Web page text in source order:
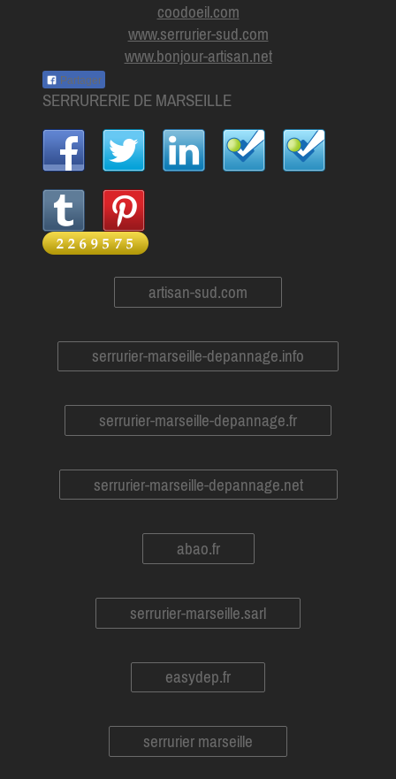
coodoeil.com
www.serrurier-sud.com
www.bonjour-artisan.net
Partager
SERRURERIE DE MARSEILLE
artisan-sud.com
serrurier-marseille-depannage.info
serrurier-marseille-depannage.fr
serrurier-marseille-depannage.net
abao.fr
serrurier-marseille.sarl
easydep.fr
serrurier marseille